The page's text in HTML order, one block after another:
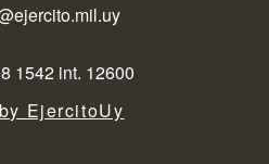
1542 int. 12600
EjercitoUy